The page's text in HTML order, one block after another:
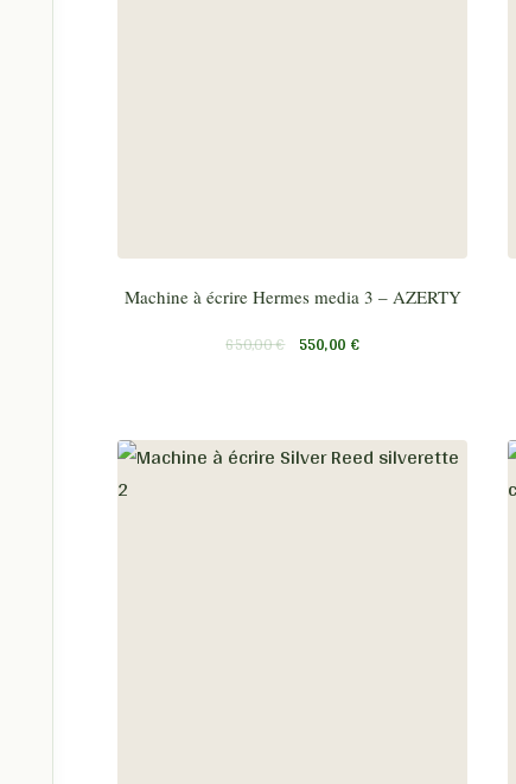
Machine à écrire Hermes media 3 – AZERTY
650,00€ 550,00 €